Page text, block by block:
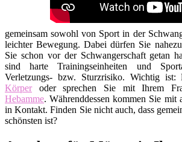
gemeinsam sowohl von Sport in der
leichter Bewegung. Dabei dürfen Sie
Sie schon vor der Schwangerschaft getan
sind harte Trainingseinheiten und
Verletzungs- bzw. Sturzrisiko. Wichtig
Körperoder sprechen Sie mit Ihrem
Hebamme. Währenddessen kommen Sie mit
in Kontakt. Finden Sie nicht auch, dass
schönsten ist?